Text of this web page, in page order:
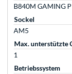
B840M GAMING
Sockel
AM5
Max. unterstützte
1
Betriebssystem